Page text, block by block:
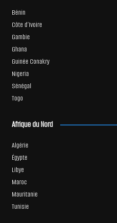
Bénin
Côte d’Ivoire
Gambie
Ghana
Guinée Conakry
Nigeria
Sénégal
Togo
Afrique du Nord
Algérie
Égypte
Libye
Maroc
Mauritanie
Tunisie